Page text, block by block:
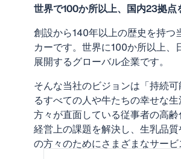
世界で100か所以上、国内23拠点
創設から140年以上の歴史を持
カーです。世界に100か所以上
展開するグローバル企業です。
そんな当社のビジョンは「持続
るすべての人や牛たちの幸せな
方々が直面している従事者の高
経営上の課題を解決し、生乳品
の方々のためにさまざまなサービ